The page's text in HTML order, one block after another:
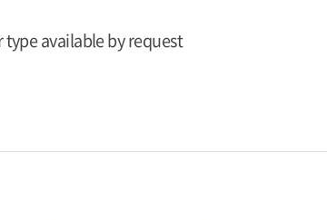
type available by request